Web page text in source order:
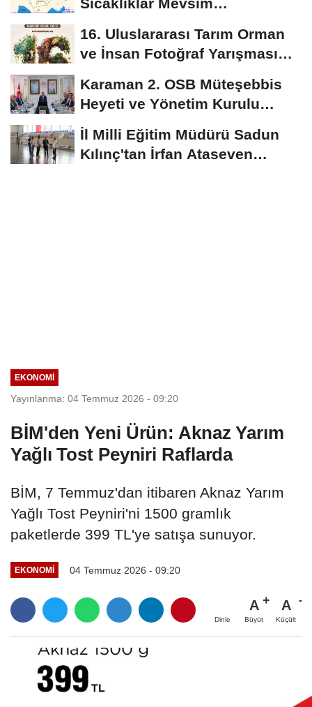
Seyredecek
16. Uluslararası Tarım Orman
ve İnsan Fotoğraf Yarışması
Karaman 2. OSB Müteşebbis
Heyeti ve Yönetim Kurulu
Toplantısı Gerçekleştirildi
İl Milli Eğitim Müdürü Sadun
Kılınç'tan İrfan Ataseven
EKONOMI
Yayınlanma: 04 Temmuz 2026 - 09:20
BİM'den Yeni Ürün: Aknaz Yarım
Yağlı Tost Peyniri Raflarda
BİM, 7 Temmuz'dan itibaren Aknaz Yarım
Yağlı Tost Peyniri'ni 1500 gramlık
paketlerde 399 TL'ye satışa sunuyor.
EKONOMI 04 Temmuz 2026 - 09:20
Dinle
A
Büyüt
A
Küçült